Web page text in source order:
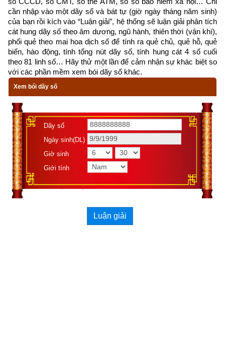
Hoán, Thiên Thủy Tụng, Thiên Hỏa Đồng Nhân) nên có các
đặc trưng sau: có số cung Lạc Thư là 9, đại biểu phương
chính Nam, ngũ hành Hỏa, thời gian ứng với mùa hạ. Có 2 và
7 là 2 số “sinh thành” của Hành Hỏa bản mệnh của Quẻ Ly. 2
Can tương ứng là Bính – Đinh và Chi tương ứng là Ngọ. Độc
giả tìm hiểu sâu hơn ở bài viết “Nghiên cứu bói dịch -
nhóm quẻ Ly và ý nghĩa trong dự đoán
Quẻ Phong Thủy Hoán
có Hạ quái là: ☵ (坎 kan3) Khảm hay
Nước (水). Thượng quái là: ☴ (巽 xun4) Tốn hay Gió (風) nên
là quẻ “tương sinh”. Tượng quẻ là gió thổi trên mặt nước.
Nước gặp gió thì tan ra, nên gọi là quẻ Hoán.
Xem ngày tốt xấu theo kinh dịch
cần nhập vào một dãy số và bát tự (giờ ngày tháng năm sinh)
của bạn rồi kích vào “Luận giải”, hệ thống sẽ luận giải phân tích
cát hung dãy số theo âm dương, ngũ hành, thiên thời (vận khí),
phối quẻ theo mai hoa dịch số để tính ra quẻ chủ, quẻ hỗ, quẻ
biến, hào động, tính tổng nút dãy số, tính hung cát 4 số cuối
theo 81 linh số… Hãy thử một lần để cảm nhận sự khác biệt so
với các phần mềm xem bói dãy số khác.
Xem bói dãy số
Dãy số
Ngày sinh(DL)
Giờ sinh
Giới tính
Luận giải